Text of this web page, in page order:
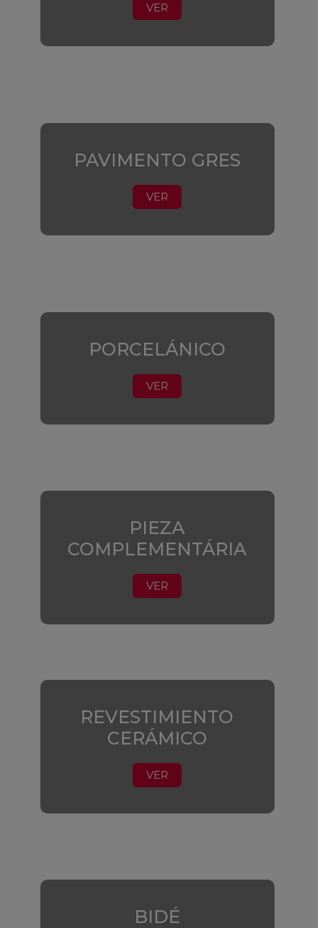
VER
PAVIMENTO GRES
VER
PORCELÁNICO
VER
PIEZA
COMPLEMENTÁRIA
VER
REVESTIMIENTO
CERÁMICO
VER
BIDÉ